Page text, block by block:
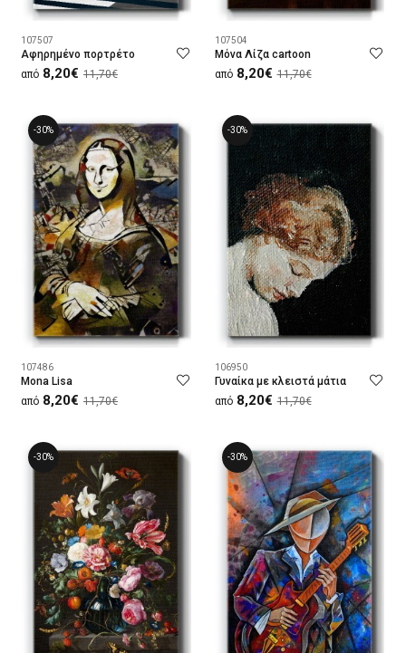
107507
Αφηρημένο πορτρέτο
από 8,20€ 11,70€
107504
Μόνα Λίζα cartoon
από 8,20€ 11,70€
-30%
107486
Mona Lisa
από 8,20€ 11,70€
-30%
106950
Γυναίκα με κλειστά μάτια
από 8,20€ 11,70€
-30% -30%